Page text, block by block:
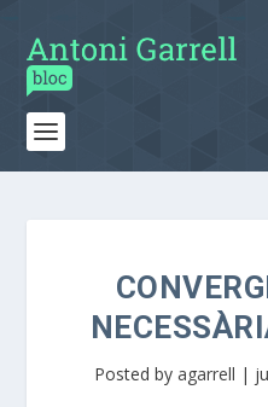
Posted by agarrell |